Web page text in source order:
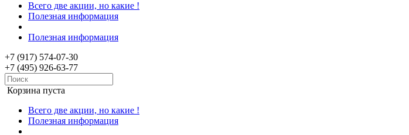
Всего две акции, но какие !
Полезная информация
Полезная информация
+7 (917) 574-07-30
+7 (495) 926-63-77
Корзина пуста
Всего две акции, но какие !
Полезная информация